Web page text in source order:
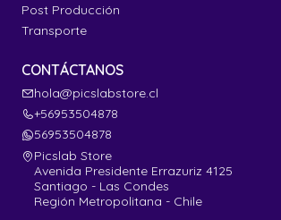
Post Producción
Transporte
CONTÁCTANOS
hola@picslabstore.cl
+56953504878
56953504878
Picslab Store
Avenida Presidente Errazuriz 4125
Santiago - Las Condes
Región Metropolitana - Chile